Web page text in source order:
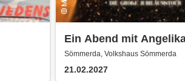
Ein Abend mit
Milster -
2027
Sömmerda, Volkshaus Sömmerda
21.02.2027